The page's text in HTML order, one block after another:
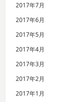
2017年7月
2017年6月
2017年5月
2017年4月
2017年3月
2017年2月
2017年1月